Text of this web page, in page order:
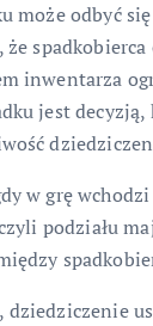
może odbyć
że
inwentarza
jest
w grę
podziału
dziedziczenie